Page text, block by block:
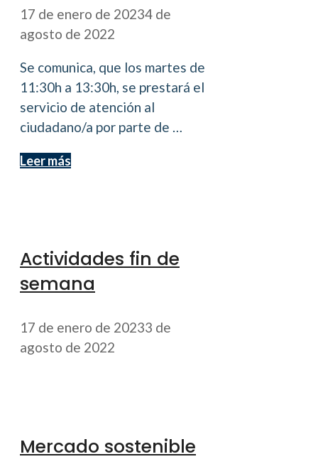
17 de enero de 20234 de
agosto de 2022
Se comunica, que los martes de
11:30h a 13:30h, se prestará el
servicio de atención al
ciudadano/a por parte de …
Leer más
Actividades fin de
semana
17 de enero de 20233 de
agosto de 2022
Mercado sostenible